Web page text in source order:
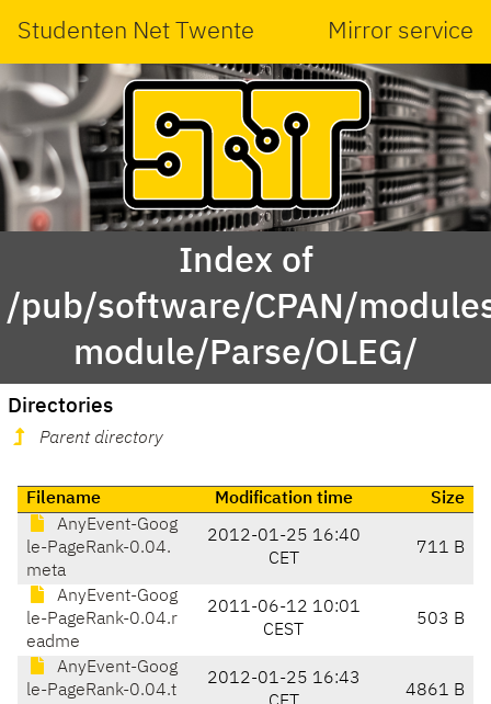
Studenten Net Twente Mirror service
Index of
/pub/software/CPAN/
module/Parse/OLEG/
Directories
Parent directory
Filename Modification time
Size
AnyEvent-Goog
le-PageRank-0.04.
meta
2012-01-25 16:40
CET
711 B
AnyEvent-Goog
le-PageRank-0.04.r
eadme
2011-06-12 10:01
CEST
503 B
AnyEvent-Goog
le-PageRank-0.04.t
2012-01-25 16:43
4861 B